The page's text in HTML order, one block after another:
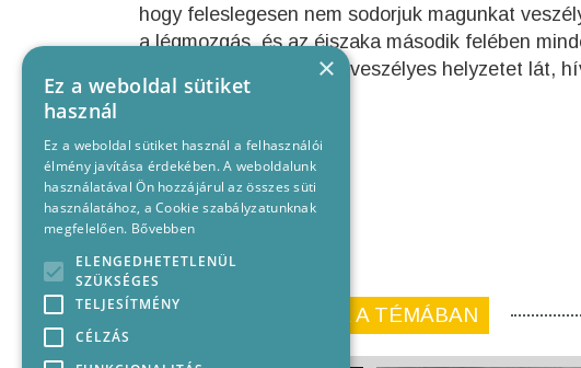
hogy feleslegesen nem sodorjuk magunkat
a légmozgás, és az éjszaka második felében
Aki bajba jutott embert, veszélyes helyzetet lát,
KORÁBBI CIKKEINK A TÉMÁBAN
×
Ez a weboldal sütiket
használ
Ez a weboldal sütiket használ a felhasználói
élmény javítása érdekében. A weboldalunk
használatával Ön hozzájárul az összes süti
használatához, a Cookie szabályzatunknak
megfelelően. Bővebben
ELENGEDHETETLENÜL
SZÜKSÉGES
TELJESÍTMÉNY
CÉLZÁS